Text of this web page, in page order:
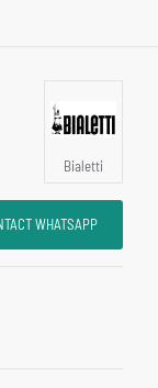
Bialetti
WHATSAPP